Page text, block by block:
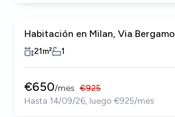
Habitación en Milan, Via Bergamo
21m² 1
€650/mes €925
Hasta 14/09/26, luego €925/mes